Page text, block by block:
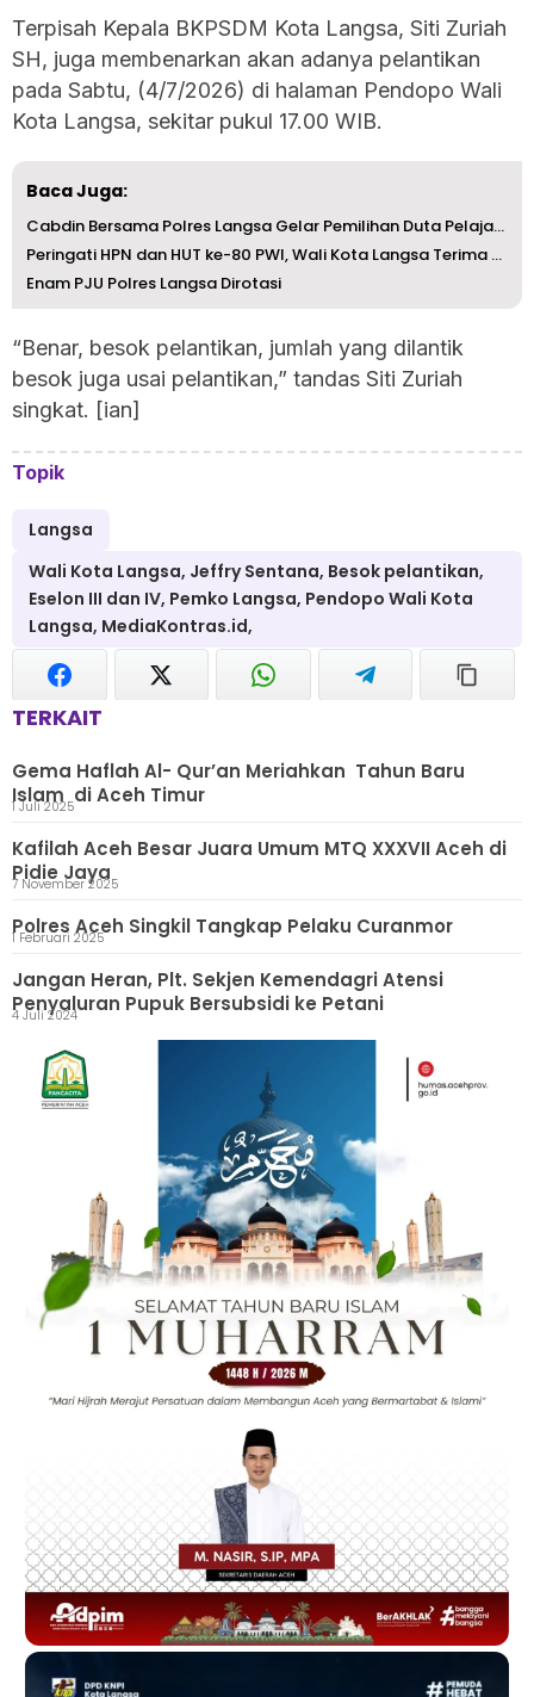
Terpisah Kepala BKPSDM Kota Langsa, Siti Zuriah
SH, juga membenarkan akan adanya pelantikan
pada Sabtu, (4/7/2026) di halaman Pendopo Wali
Kota Langsa, sekitar pukul 17.00 WIB.
Baca Juga:
Cabdin Bersama Polres Langsa Gelar Pemilihan Duta Pelajar...
Peringati HPN dan HUT ke-80 PWI, Wali Kota Langsa Terima ...
Enam PJU Polres Langsa Dirotasi
“Benar, besok pelantikan, jumlah yang dilantik
besok juga usai pelantikan,” tandas Siti Zuriah
singkat. [ian]
Topik
Langsa
Wali Kota Langsa, Jeffry Sentana, Besok pelantikan,
Eselon III dan IV, Pemko Langsa, Pendopo Wali Kota
Langsa, MediaKontras.id,
TERKAIT
Gema Haflah Al- Qur’an Meriahkan Tahun Baru
Islam di Aceh Timur
1 Juli 2025
Kafilah Aceh Besar Juara Umum MTQ XXXVII Aceh di
Pidie Jaya
7 November 2025
Polres Aceh Singkil Tangkap Pelaku Curanmor
1 Februari 2025
Jangan Heran, Plt. Sekjen Kemendagri Atensi
Penyaluran Pupuk Bersubsidi ke Petani
4 Juli 2024